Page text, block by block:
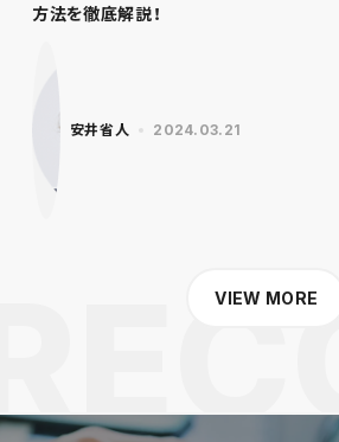
方法を徹底解説！
安井省人 2024.03.21
VIEW MORE